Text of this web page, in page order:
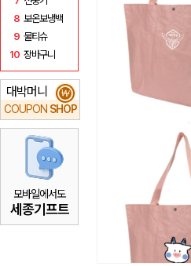
8 보온보냉백
9 물티슈
10 장바구니
대박머니
COUPON SHOP
₩
모바일에서도
세종기프트